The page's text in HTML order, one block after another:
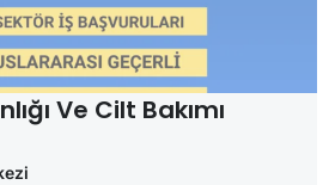
Ve Cilt Bakımı